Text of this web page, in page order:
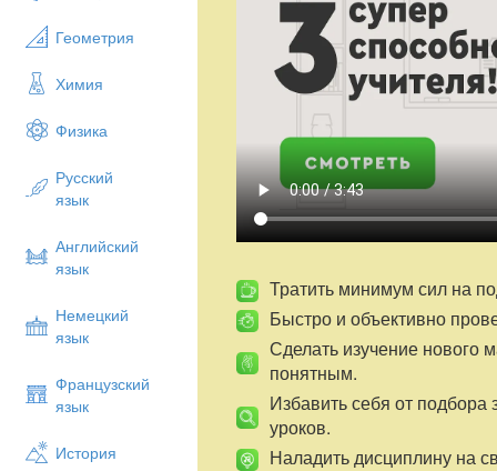
Геометрия
Химия
Физика
Русский
язык
Английский
язык
Немецкий
язык
Французский
язык
История
Тратить минимум сил на
Быстро и объективно
Сделать изучение нового
понятным.
Избавить себя от подбора
уроков.
Наладить дисциплину на